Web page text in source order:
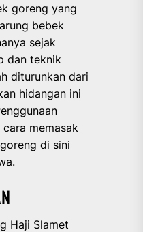
goreng yang
bebek
sejak
dan teknik
diturunkan dari
hidangan ini
memasak
di sini
Haji Slamet